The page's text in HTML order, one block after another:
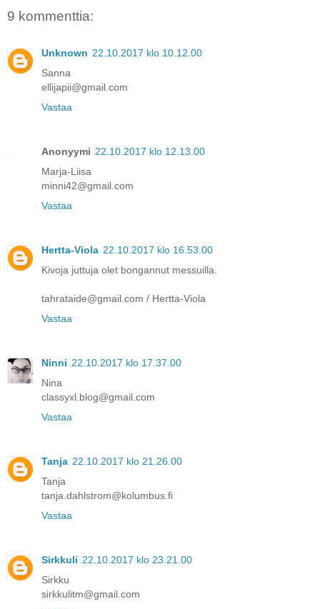
9 kommenttia:
Unknown 22.10.2017 klo 10.12.00
Sanna
ellijapii@gmail.com
Vastaa
Anonyymi 22.10.2017 klo 12.13.00
Marja-Liisa
minni42@gmail.com
Vastaa
Hertta-Viola 22.10.2017 klo 16.53.00
Kivoja juttuja olet bongannut messuilla.
tahrataide@gmail.com / Hertta-Viola
Vastaa
Ninni 22.10.2017 klo 17.37.00
Nina
classyxl.blog@gmail.com
Vastaa
Tanja 22.10.2017 klo 21.26.00
Tanja
tanja.dahlstrom@kolumbus.fi
Vastaa
Sirkkuli 22.10.2017 klo 23.21.00
Sirkku
sirkkulitm@gmail.com